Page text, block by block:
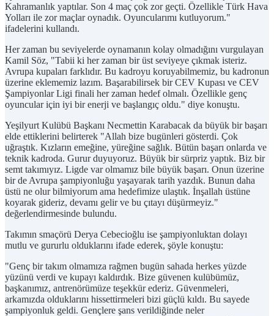
Kahramanlık yaptılar. Son 4 maç çok zor geçti. Özellikle Türk Hava
Yolları ile zor maçlar oynadık. Oyuncularımı kutluyorum."
ifadelerini kullandı.
Her zaman bu seviyelerde oynamanın kolay olmadığını vurgulayan
Kamil Söz, "Tabii ki her zaman bir üst seviyeye çıkmak isteriz.
Avrupa kupaları farklıdır. Bu kadroyu koruyabilmemiz, bu kadronun
üzerine eklememiz lazım. Başarabilirsek bir CEV Kupası ve CEV
Şampiyonlar Ligi finali her zaman hedef olmalı. Özellikle genç
oyuncular için iyi bir enerji ve başlangıç oldu." diye konuştu.
Yeşilyurt Kulübü Başkanı Necmettin Karabacak da büyük bir başarı
elde ettiklerini belirterek "Allah bize bugünleri gösterdi. Çok
uğraştık. Kızların emeğine, yüreğine sağlık. Bütün başarı onlarda ve
teknik kadroda. Gurur duyuyoruz. Büyük bir sürpriz yaptık. Biz bir
semt takımıyız. Ligde var olmamız bile büyük başarı. Onun üzerine
bir de Avrupa şampiyonluğu yaşayarak tarih yazdık. Bunun daha
üstü ne olur bilmiyorum ama hedefimize ulaştık. İnşallah üstüne
koyarak gideriz, devamı gelir ve bu çıtayı düşürmeyiz."
değerlendirmesinde bulundu.
Takımın smaçörü Derya Cebecioğlu ise şampiyonluktan dolayı
mutlu ve gururlu olduklarını ifade ederek, şöyle konuştu:
"Genç bir takım olmamıza rağmen bugün sahada herkes yüzde
yüzünü verdi ve kupayı kaldırdık. Bize güvenen kulübümüz,
başkanımız, antrenörümüze teşekkür ederiz. Güvenmeleri,
arkamızda olduklarını hissettirmeleri bizi güçlü kıldı. Bu sayede
şampiyonluk geldi. Gençlere şans verildiğinde neler